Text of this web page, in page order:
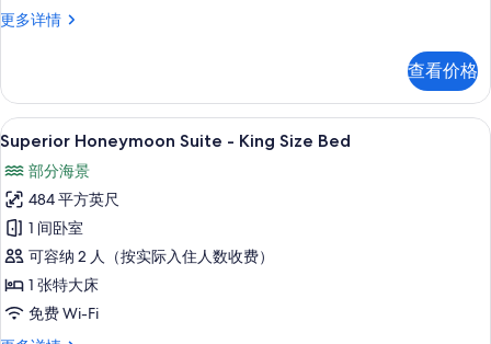
所
片
更多详情
Superior
Suite
更
多
息
查看价格
显
Superior
Honeymoon
Suite
-
King
Size
Bed
Superior Honeymoon Suite - King
10
Superior Honeymoon Suite - King Size Bed
部分海景
484 平方英尺
1 间卧室
可容纳 2 人（按实际入住人数收费）
1 张特大床
免费 Wi-Fi